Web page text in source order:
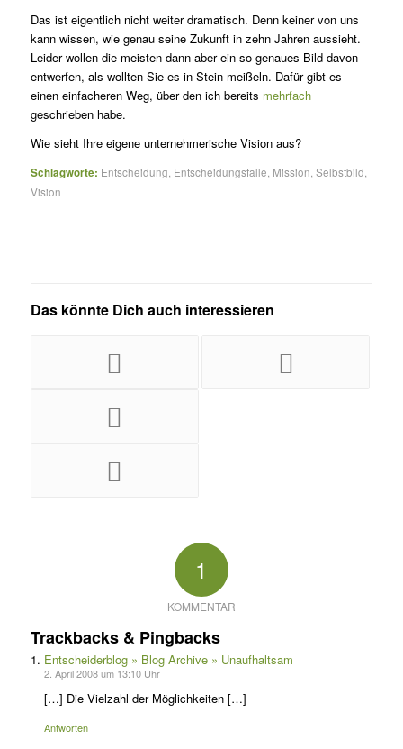
Das ist eigentlich nicht weiter dramatisch. Denn keiner von uns
kann wissen, wie genau seine Zukunft in zehn Jahren aussieht.
Leider wollen die meisten dann aber ein so genaues Bild davon
entwerfen, als wollten Sie es in Stein meißeln. Dafür gibt es
einen einfacheren Weg, über den ich bereits mehrfach
geschrieben habe.
Wie sieht Ihre eigene unternehmerische Vision aus?
Schlagworte: Entscheidung Entscheidungsfalle Mission Selbstbild
Vision
Das könnte Dich auch interessieren
1
KOMMENTAR
Trackbacks & Pingbacks
Entscheiderblog » Blog Archive » Unaufhaltsam
2. April 2008 um 13:10 Uhr
[…] Die Vielzahl der Möglichkeiten […]
Antworten